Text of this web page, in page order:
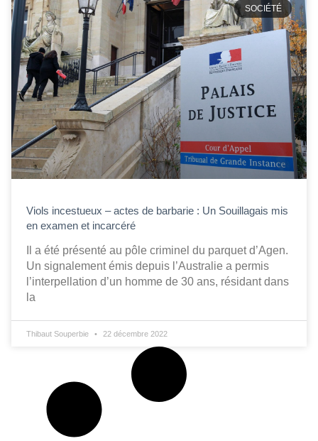
SOCIÉTÉ
Viols incestueux – actes de barbarie : Un Souillagais mis
en examen et incarcéré
Il a été présenté au pôle criminel du parquet d’Agen.
Un signalement émis depuis l’Australie a permis
l’interpellation d’un homme de 30 ans, résidant dans
la
Thibaut Souperbie 22 décembre 2022